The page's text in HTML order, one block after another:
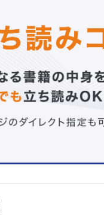
治療総論
薬物療法
事例
要し，
1 リハ
士）
事例
例
事例